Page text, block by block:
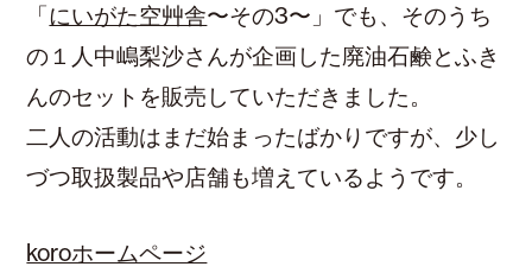
「にいがた空艸舎〜その3〜」でも、そのうち
の１人中嶋梨沙さんが企画した廃油石鹸とふき
んのセットを販売していただきました。
二人の活動はまだ始まったばかりですが、少し
づつ取扱製品や店舗も増えているようです。
koroホームページ